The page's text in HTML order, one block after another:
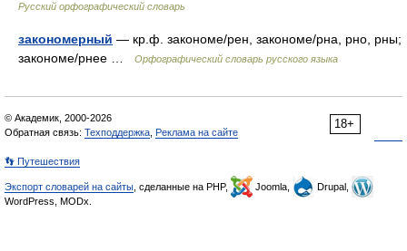
Русский орфографический словарь
закономерный — кр.ф. закономе/рен, закономе/рна, рно, рны;
закономе/рнее …
Орфографический словарь русского языка
18+
© Академик, 2000-2026
Обратная связь: Техподдержка Реклама на сайте
👣 Путешествия
Экспорт словарей на сайты , сделанные на PHP, Joomla,
Drupal,
WordPress, MODx.